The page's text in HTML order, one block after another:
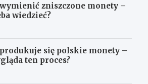
zniszczone monety –
wiedzieć?
się polskie monety –
ten proces?